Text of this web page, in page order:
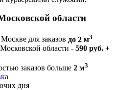
области
для заказов до 2 м3
области - 590 руб. +
заказов больше 2 м3
дня